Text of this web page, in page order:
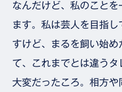
なんだけど、私のこと
ます。私は芸人を目指
すけど、まるを飼い始
て、これまでとは違う
大変だったころ。相方